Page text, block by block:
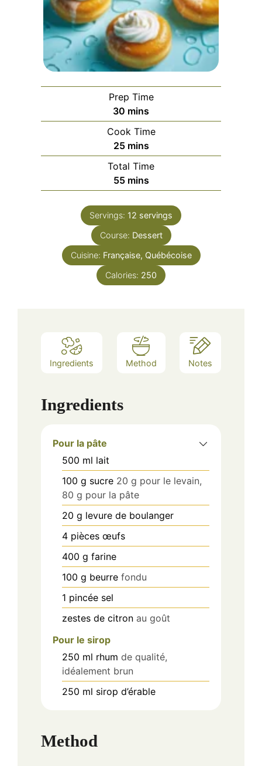
Prep Time
30 minutes
mins
Cook Time
25minutes
mins
Total Time
55minutes
mins
Servings: 12 servings
Course: Dessert
Cuisine: Française, Québécoise
Calories: 250
Ingredients Method Notes
Ingredients
Pour la pâte
500 ml lait
100 g sucre 20 g pour le levain,
80 g pour la pâte
20 g levure de boulanger
4 pièces œufs
400 g farine
100 g beurre fondu
1 pincée sel
zestes de citron au goût
Pour le sirop
250 ml rhum de qualité,
idéalement brun
250 ml sirop d’érable
Method